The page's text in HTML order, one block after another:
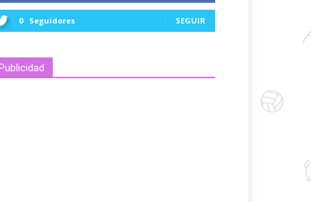
0 Seguidores SEGUIR